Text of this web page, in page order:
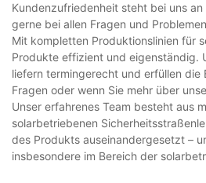
Kundenzufriedenheit steht bei uns
gerne bei allen Fragen und
Mit kompletten Produktionslinien für
Produkte effizient und eigenständig.
liefern termingerecht und erfüllen die
Fragen oder wenn Sie mehr über
Unser erfahrenes Team besteht aus
solarbetriebenen
des Produkts auseinandergesetzt –
insbesondere im Bereich der